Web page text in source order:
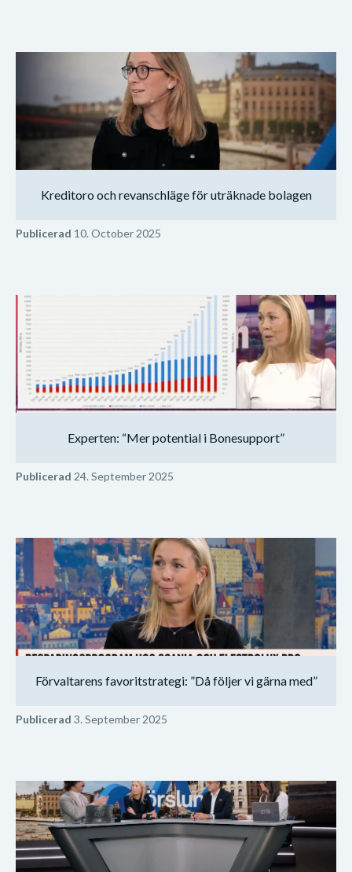
Kreditoro och revanschläge för uträknade bolagen
Publicerad 10. October 2025
Experten: “Mer potential i Bonesupport”
Publicerad 24. September 2025
Förvaltarens favoritstrategi: ”Då följer vi gärna med”
Publicerad 3. September 2025